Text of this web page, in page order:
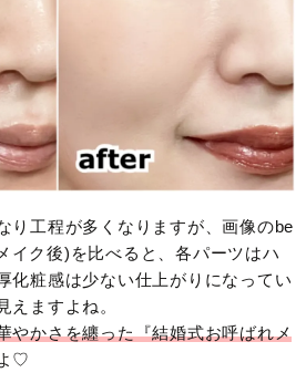
り工程が多くなりますが、画像のbe
イク後)を比べると、各パーツはハ
化粧感は少ない仕上がりになってい
えますよね。
やかさを纏った『結婚式お呼ばれメ
♡